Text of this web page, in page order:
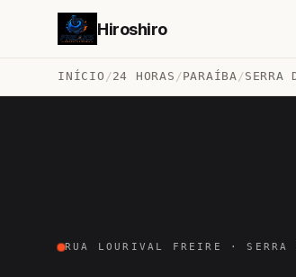
Hiroshiro
INÍCIO /24 HORAS /PARAÍBA /SERRA
RUA LOURIVAL FREIRE ·